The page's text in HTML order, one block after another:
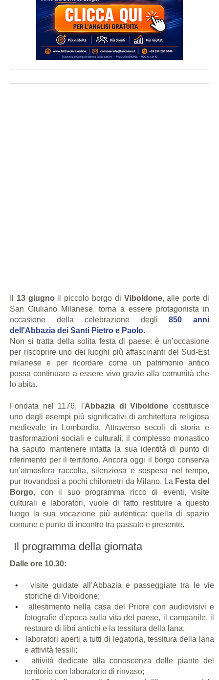
13 giugnoil piccolo borgo di Viboldone, alle porte di
San Giuliano Milanese, torna a essere protagonista in
occasione della celebrazione degli850 anni
dell'Abbazia dei Santi Pietro e Paolo.
Non si tratta della solita festa di paese: è un’occasione
per riscoprire uno dei luoghi più affascinanti del Sud-Est
milanese e per ricordare come un patrimonio antico
possa continuare a essere vivo grazie alla comunità che
lo abita.
Fondata nel 1176, l'Abbazia di Viboldone costituisce
uno degli esempi più significativi di architettura religiosa
medievale in Lombardia. Attraverso secoli di storia e
trasformazioni sociali e culturali, il complesso monastico
ha saputo mantenere intatta la sua identità di punto di
riferimento per il territorio. Ancora oggi il borgo conserva
un’atmosfera raccolta, silenziosa e sospesa nel tempo,
pur trovandosi a pochi chilometri da Milano. La Festa del
Borgo, con il suo programma ricco di eventi, visite
culturali e laboratori, vuole di fatto restituire a questo
luogo la sua vocazione più autentica: quella di spazio
comune e punto di incontro tra passato e presente.
Il programma della giornata
Dalle ore 10.30:
visite guidate all’Abbazia e passeggiate tra le vie
storiche di Viboldone;
allestimento nella casa del Priore con audiovisivi e
fotografie d’epoca sulla vita del paese, il campanile, il
restauro di libri antichi e la tessitura della lana;
laboratori aperti a tutti di legatoria, tessitura della lana
e attività tessili;
attività dedicate alla conoscenza delle piante del
territorio con laboratorio di rinvaso;